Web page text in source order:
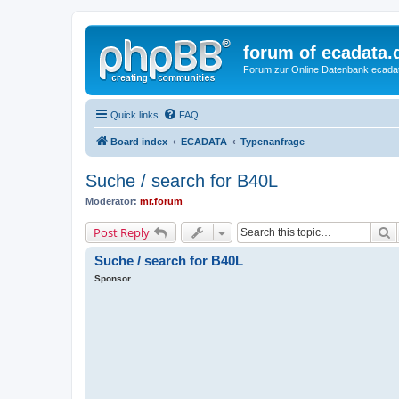
forum of
Forum zur Online Datenbank
Quick links FAQ
Board index ECADATA Typenanfrage
Suche / search for B40L
Moderator: mr.forum
Post Reply
Suche / search for B40L
Sponsor